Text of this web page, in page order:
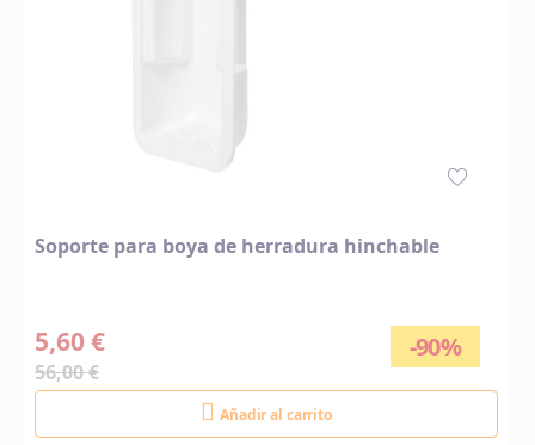
Soporte para boya de herradura hinchable
-90%
5,60 €
56,00 €
Añadir al carrito